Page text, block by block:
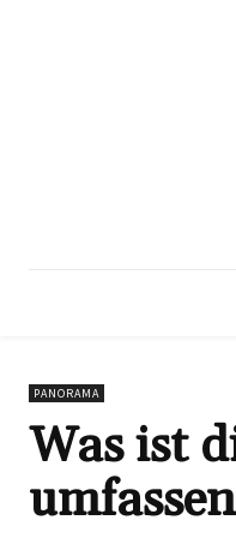
PANORAMA
Was ist